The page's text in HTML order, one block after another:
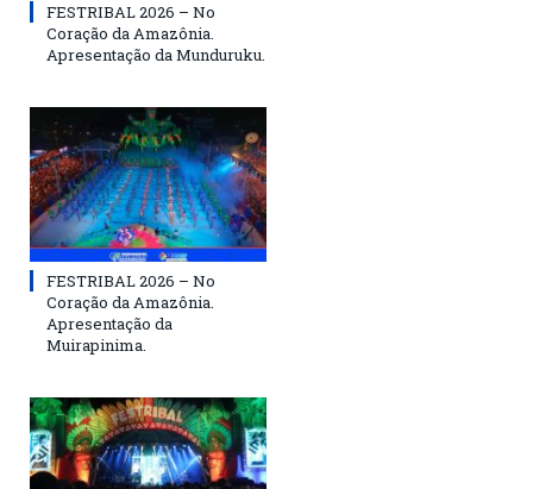
FESTRIBAL 2026 – No
Coração da Amazônia.
Apresentação da Munduruku.
FESTRIBAL 2026 – No
Coração da Amazônia.
Apresentação da
Muirapinima.